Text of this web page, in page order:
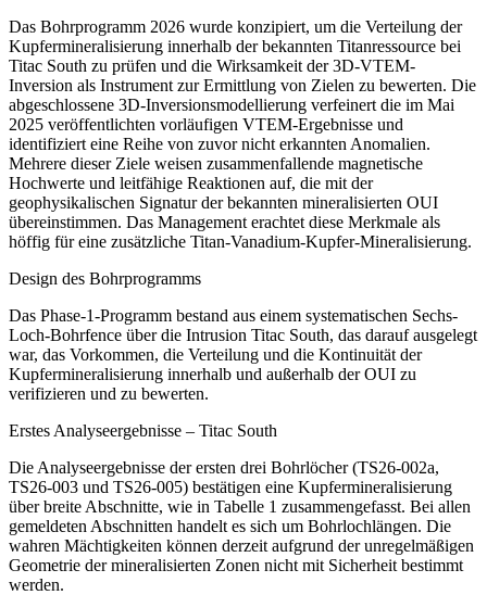
Das Bohrprogramm 2026 wurde konzipiert, um die Verteilung der
Kupfermineralisierung innerhalb der bekannten Titanressource bei
Titac South zu prüfen und die Wirksamkeit der 3D-VTEM-
Inversion als Instrument zur Ermittlung von Zielen zu bewerten. Die
abgeschlossene 3D-Inversionsmodellierung verfeinert die im Mai
2025 veröffentlichten vorläufigen VTEM-Ergebnisse und
identifiziert eine Reihe von zuvor nicht erkannten Anomalien.
Mehrere dieser Ziele weisen zusammenfallende magnetische
Hochwerte und leitfähige Reaktionen auf, die mit der
geophysikalischen Signatur der bekannten mineralisierten OUI
übereinstimmen. Das Management erachtet diese Merkmale als
höffig für eine zusätzliche Titan-Vanadium-Kupfer-Mineralisierung.
Design des Bohrprogramms
Das Phase-1-Programm bestand aus einem systematischen Sechs-
Loch-Bohrfence über die Intrusion Titac South, das darauf ausgelegt
war, das Vorkommen, die Verteilung und die Kontinuität der
Kupfermineralisierung innerhalb und außerhalb der OUI zu
verifizieren und zu bewerten.
Erstes Analyseergebnisse – Titac South
Die Analyseergebnisse der ersten drei Bohrlöcher (TS26-002a,
TS26-003 und TS26-005) bestätigen eine Kupfermineralisierung
über breite Abschnitte, wie in Tabelle 1 zusammengefasst. Bei allen
gemeldeten Abschnitten handelt es sich um Bohrlochlängen. Die
wahren Mächtigkeiten können derzeit aufgrund der unregelmäßigen
Geometrie der mineralisierten Zonen nicht mit Sicherheit bestimmt
werden.